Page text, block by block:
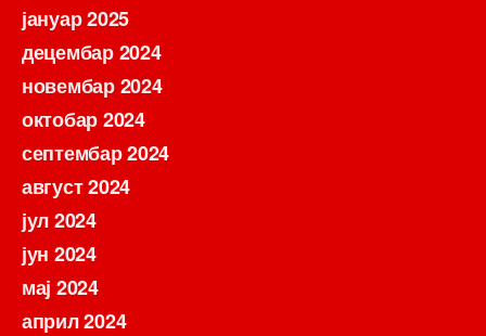
јануар 2025
децембар 2024
новембар 2024
октобар 2024
септембар 2024
август 2024
јул 2024
јун 2024
мај 2024
април 2024